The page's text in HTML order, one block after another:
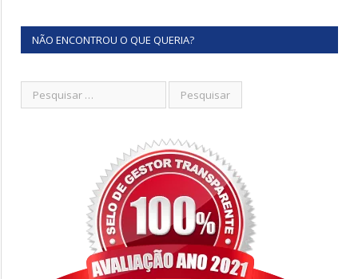
NÃO ENCONTROU O QUE QUERIA?